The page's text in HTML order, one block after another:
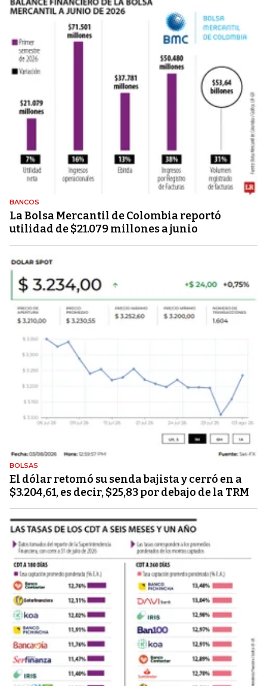
BANCOS
La Bolsa Mercantil de Colombia reportó
utilidad de $21.079 millones a junio
BOLSAS
El dólar retomó su senda bajista y cerró en a
$3.204,61, es decir, $25,83 por debajo de la TRM